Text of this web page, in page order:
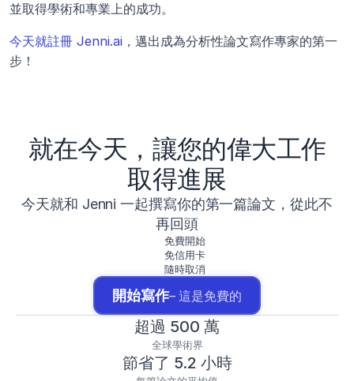
並取得學術和專業上的成功。
今天就註冊 Jenni.ai ，邁出成為分析性論文寫作專家的第一
步！
就在今天，讓您的偉大工作
取得進展
今天就和 Jenni 一起撰寫你的第一篇論文，從此不
再回頭
免費開始
免信用卡
隨時取消
開始寫作– 這是免費的
超過 500 萬
全球學術界
節省了 5.2 小時